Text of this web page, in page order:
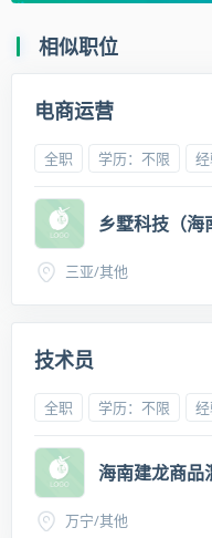
相似职位
电商运营
全职 学历：不限
乡墅科技（海
三亚/其他
技术员
全职 学历：不限
海南建龙商品
万宁/其他